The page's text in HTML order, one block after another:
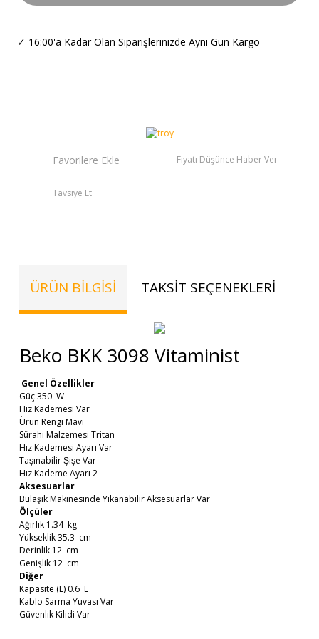
✓ 16:00'a Kadar Olan Siparişlerinizde Aynı Gün Kargo
Fiyatı Düşünce Haber Ver
Tavsiye Et
ÜRÜN BILGISI TAKSIT SEÇENEKLERI
Beko BKK 3098 Vitaminist
Genel Özellikler
Güç 350 W
Hız Kademesi Var
Ürün Rengi Mavi
Sürahi Malzemesi Tritan
Hız Kademesi Ayarı Var
Taşınabilir Şişe Var
Hız Kademe Ayarı 2
Aksesuarlar
Bulaşık Makinesinde Yıkanabilir Aksesuarlar Var
Ölçüler
Ağırlık 1.34 kg
Yükseklik 35.3 cm
Derinlik 12 cm
Genişlik 12 cm
Diğer
Kapasite (L) 0.6 L
Kablo Sarma Yuvası Var
Güvenlik Kilidi Var